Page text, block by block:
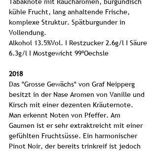
kühle Frucht, lang anhaltende Frische,
komplexe Struktur. Spätburgunder in
Vollendung.
Alkohol 13.5%Vol. I Restzucker 2.6g/l I Säure
6.3g/l I Mostgewicht 99ºOechsle
2018
Das "Grosse Gewächs" von Graf Neipperg
besitzt in der Nase Aromen von Vanille und
Kirsch mit einer dezenten Kräuternote.
Man erkennt Noten von Pfeffer. Am
Gaumen ist er sehr extraktreicht mit einer
gefühlten Fruchtsüsse. Ein harmonischer
Pinot Noir, der bereits trinkreif ist jedoch